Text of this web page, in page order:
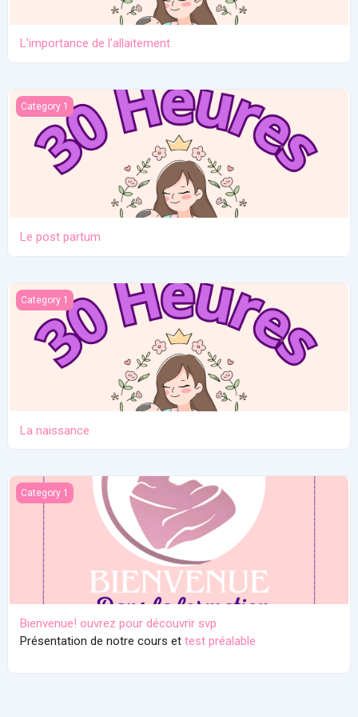
L'importance de l'allaitement
Le post partum
Category 1
Le post partum
La naissance
Category 1
La naissance
Bienvenue! ouvrez pour découvrir svp
Category 1
Bienvenue! ouvrez pour découvrir svp
Présentation de notre cours et test préalable